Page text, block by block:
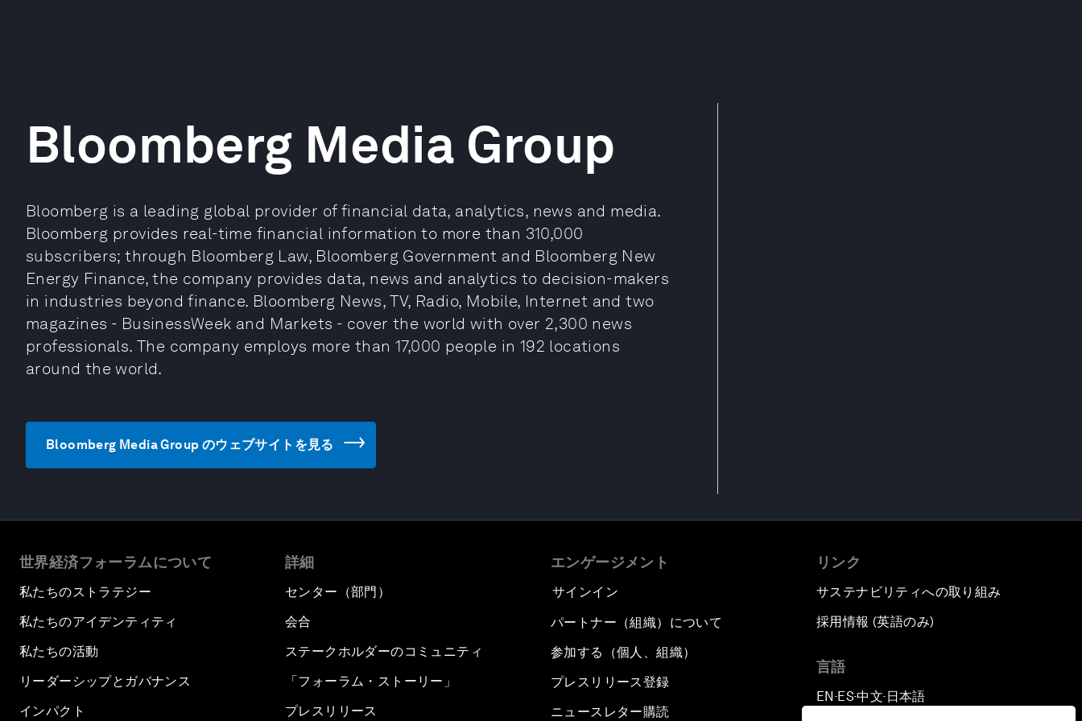
Bloomberg Media Group
Bloomberg is a leading global provider of financial data, analytics, news and media.
Bloomberg provides real-time financial information to more than 310,000
subscribers; through Bloomberg Law, Bloomberg Government and Bloomberg New
Energy Finance, the company provides data, news and analytics to decision-makers
in industries beyond finance. Bloomberg News, TV, Radio, Mobile, Internet and two
magazines - BusinessWeek and Markets - cover the world with over 2,300 news
professionals. The company employs more than 17,000 people in 192 locations
around the world.
Bloomberg Media Group のウェブサイトを見る
世界経済フォーラムについて
私たちのストラテジー
私たちのアイデンティティ
私たちの活動
リーダーシップとガバナンス
インパクト
詳細
センター（部門）
会合
ステークホルダーのコミュニティ
「フォーラム・ストーリー」
プレスリリース
エンゲージメント
サインイン
パートナー（組織）について
参加する（個人、組織）
プレスリリース登録
ニュースレター購読
リンク
サステナビリティへの取り組み
採用情報 (英語のみ)
言語
EN ▪ES▪中文▪ 日本語